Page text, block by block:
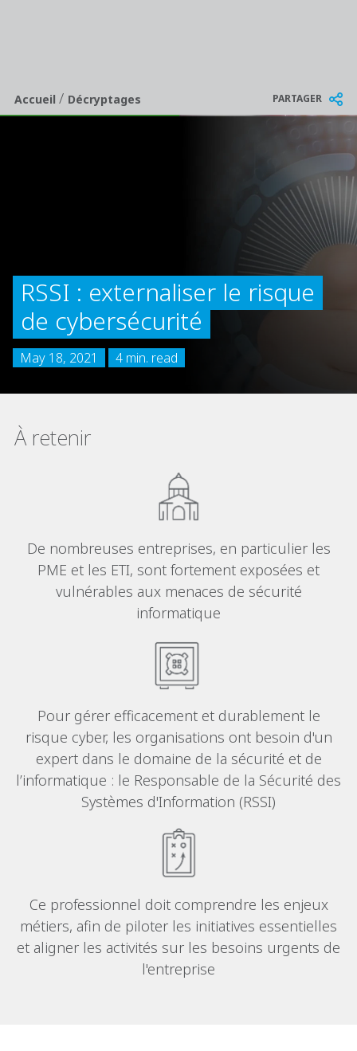
Breadcrumb
Accueil/ Décryptages PARTAGER
RSSI : externaliser le risque
de cybersécurité
May 18, 2021 4 min. read
À retenir
De nombreuses entreprises, en particulier les
PME et les ETI, sont fortement exposées et
vulnérables aux menaces de sécurité
informatique
Pour gérer efficacement et durablement le
risque cyber, les organisations ont besoin d'un
expert dans le domaine de la sécurité et de
l’informatique : le Responsable de la Sécurité des
Systèmes d'Information (RSSI)
Ce professionnel doit comprendre les enjeux
métiers, afin de piloter les initiatives essentielles
et aligner les activités sur les besoins urgents de
l'entreprise